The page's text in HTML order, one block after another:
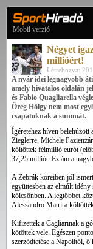
Mobil verzió
Négyet
millióért!
Létrehozva:
A nyár idei legnagyobb
amely hivatalos oldalán
és Fabio Quagliarella
Öreg Hölgy nem most
csapatoknak a summát.
Ígéretéhez híven belehúzott
Zieglerre, Michele
költöttek félmillió eurót
37,25 milliót. Ez ám a
A Zebrák köreiben jól
együttesben az elmúlt
kölcsönben. A legtöbbet
Alessandro Matrira
Kifizették a Cagliarinak a
kötöttek vele. Egészen
szerződtetése a Napolitól, ő